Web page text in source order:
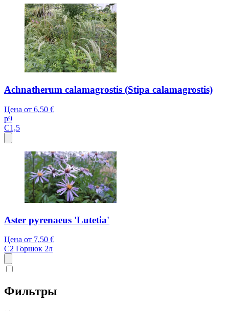
Achnatherum calamagrostis (Stipa calamagrostis)
Цена от 6,50 €
p9
C1,5
Aster pyrenaeus 'Lutetia'
Цена от 7,50 €
C2 Горшок 2л
Фильтры